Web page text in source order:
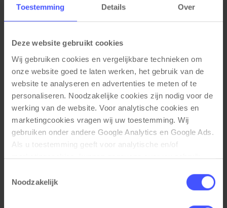
Toestemming Details Over
Deze website gebruikt cookies
Wij gebruiken cookies en vergelijkbare technieken om
onze website goed te laten werken, het gebruik van de
website te analyseren en advertenties te meten of te
personaliseren. Noodzakelijke cookies zijn nodig voor de
werking van de website. Voor analytische cookies en
marketingcookies vragen wij uw toestemming. Wij
gebruiken onder andere Google Analytics en Google Ads.
Als u toestemming geeft voor analytische en/of
marketingcookies, kunnen gegevens over uw gebruik
analyse, advertentiemeting, remarketing en
campagneoptimalisatie. Meer informatie vindt u in onze
privacyverklaring en cookieverklaring op onze website.
Noodzakelijk
PK-1kleur